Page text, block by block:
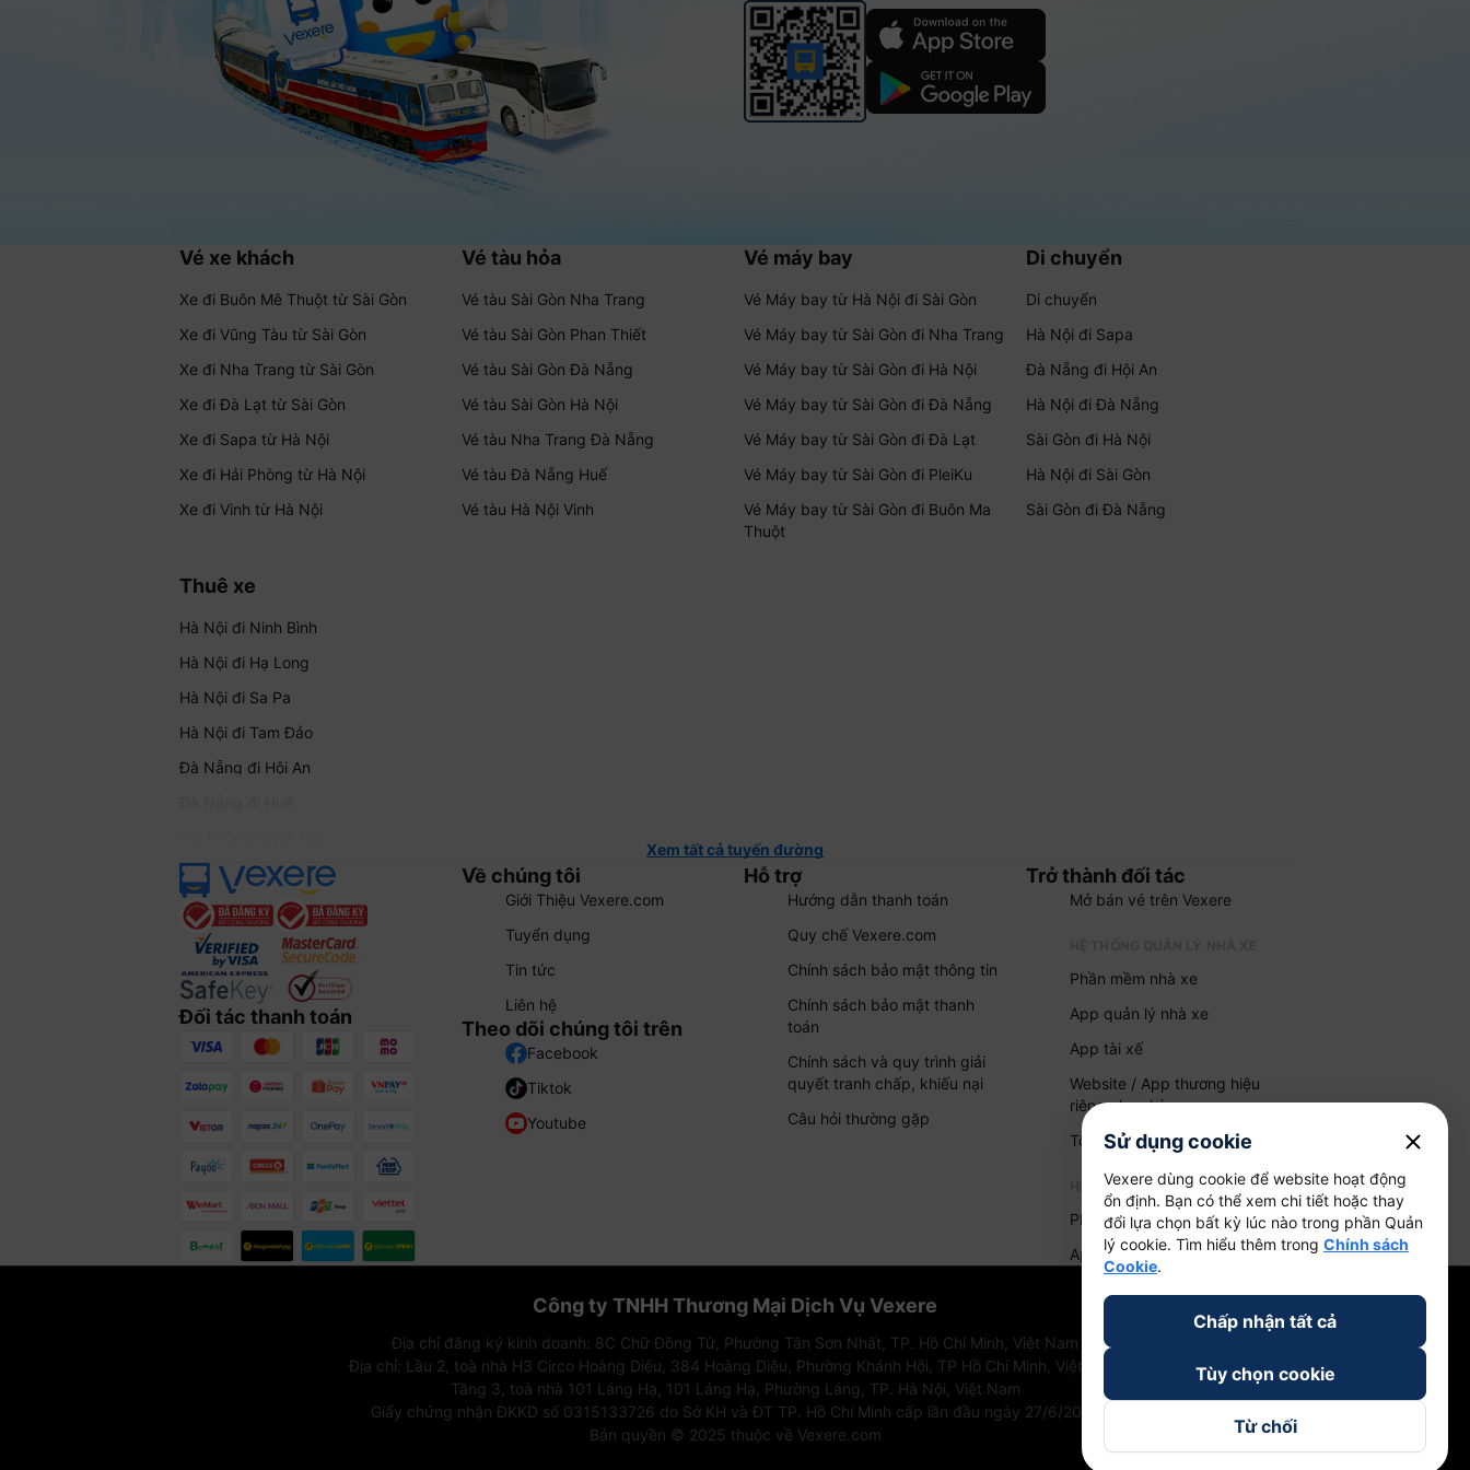
Vé xe khách
Xe đi Buôn Mê Thuột từ Sài Gòn
Xe đi Vũng Tàu từ Sài Gòn
Xe đi Nha Trang từ Sài Gòn
Xe đi Đà Lạt từ Sài Gòn
Xe đi Sapa từ Hà Nội
Xe đi Hải Phòng từ Hà Nội
Xe đi Vinh từ Hà Nội
Vé tàu hỏa
Vé tàu Sài Gòn Nha Trang
Vé tàu Sài Gòn Phan Thiết
Vé tàu Sài Gòn Đà Nẵng
Vé tàu Sài Gòn Hà Nội
Vé tàu Nha Trang Đà Nẵng
Vé tàu Đà Nẵng Huế
Vé tàu Hà Nội Vinh
Vé máy bay
Vé Máy bay từ Hà Nội đi Sài Gòn
Vé Máy bay từ Sài Gòn đi Nha Trang
Vé Máy bay từ Sài Gòn đi Hà Nội
Vé Máy bay từ Sài Gòn đi Đà Nẵng
Vé Máy bay từ Sài Gòn đi Đà Lạt
Vé Máy bay từ Sài Gòn đi PleiKu
Vé Máy bay từ Sài Gòn đi Buôn Ma
Thuột
Di chuyển
Di chuyển
Hà Nội đi Sapa
Đà Nẵng đi Hội An
Hà Nội đi Đà Nẵng
Sài Gòn đi Hà Nội
Hà Nội đi Sài Gòn
Sài Gòn đi Đà Nẵng
Thuê xe
Hà Nội đi Ninh Bình
Hà Nội đi Hạ Long
Hà Nội đi Sa Pa
Hà Nội đi Tam Đảo
Đà Nẵng đi Hội An
Xem tất cả tuyến đường
Đối tác thanh toán
Về chúng tôi
Giới Thiệu Vexere.com
Tuyển dụng
Tin tức
Liên hệ
Theo dõi chúng tôi trên
Facebook
Tiktok
Youtube
Hỗ trợ
Hướng dẫn thanh toán
Quy chế Vexere.com
Chính sách bảo mật thông tin
Chính sách bảo mật thanh
toán
Chính sách và quy trình giải
quyết tranh chấp, khiếu nại
Câu hỏi thường gặp
Trở thành đối tác
Mở bán vé trên Vexere
Phần mềm nhà xe
App quản lý nhà xe
App tài xế
Website / App thương hiệu
riêng cho nhà xe
Tổng đài AI
HỆ THỐNG QUẢN LÝ HÀNG HOÁ
Phần mềm quản lý hàng hoá
App quản lý hàng hoá
Công ty TNHH Thương Mại Dịch Vụ Vexere
Địa chỉ đăng ký kinh doanh: 8C Chữ Đồng Tử, Phường Tân Sơn Nhất, TP. Hồ Chí Minh, Việt Nam
Địa chỉ: Lầu 2, toà nhà H3 Circo Hoàng Diệu, 384 Hoàng Diệu, Phường Khánh Hội, TP Hồ Chí Minh, Việt Nam
Tầng 3, toà nhà 101 Láng Hạ, 101 Láng Hạ, Phường Láng, TP. Hà Nội, Việt Nam
Giấy chứng nhận ĐKKD số 0315133726 do Sở KH và ĐT TP. Hồ Chí Minh cấp lần đầu ngày 27/6/2018
Bản quyền © 2025 thuộc về Vexere.com
Sử dụng cookie close
Vexere dùng cookie để website hoạt động
ổn định. Bạn có thể xem chi tiết hoặc thay
đổi lựa chọn bất kỳ lúc nào trong phần Quản
lý cookie. Tìm hiểu thêm trong Chính sách
Cookie.
Chấp nhận tất cả
Tùy chọn cookie
Từ chối